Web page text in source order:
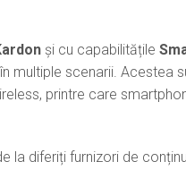
și cu capabilitățile
multiple scenarii. Acestea
printre care
la diferiți furnizori de